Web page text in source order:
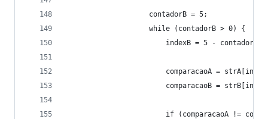
                    contadorB = 5;
while (contadorB > 0) {
                        indexB = 5 - contadorB;
comparacaoA =
comparacaoB =
if (comparacaoA !=